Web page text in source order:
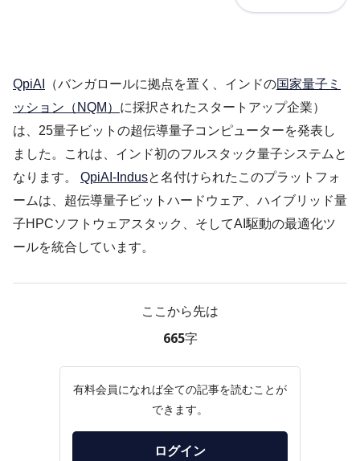
QpiAI （バンガロールに拠点を置く、インドの国家量子ミ
ッション（NQM） に採択されたスタートアップ企業）
は、25量子ビットの超伝導量子コンピューターを発表し
ました。これは、インド初のフルスタック量子システムと
なります。 QpiAI-Indusと名付けられたこのプラットフォ
ームは、超伝導量子ビットハードウェア、ハイブリッド量
子HPCソフトウェアスタック、そしてAI駆動の最適化ツ
ールを統合しています。
ここから先は
665字
有料会員になれば全ての記事を読むことが
できます。
ログイン